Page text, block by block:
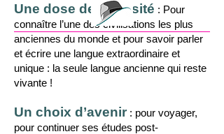
Une dose de curiosité : Pour
connaître l’une des civilisations les plus
anciennes du monde et pour savoir parler
et écrire une langue extraordinaire et
unique : la seule langue ancienne qui reste
vivante !
Un choix d’avenir : pour voyager,
pour continuer ses études post-